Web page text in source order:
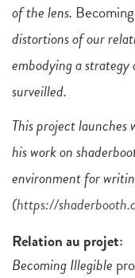
of the lens.
distortions of our
embodying a
surveilled.
This project
his work on
environment for
(https://
Relation au projet:
Becoming Illegible